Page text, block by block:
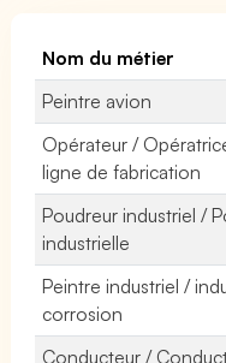
Nom du métier
Peintre avion
Opérateur /
ligne de fabrication
Poudreur industriel /
industrielle
Peintre industriel /
corrosion
Conducteur /